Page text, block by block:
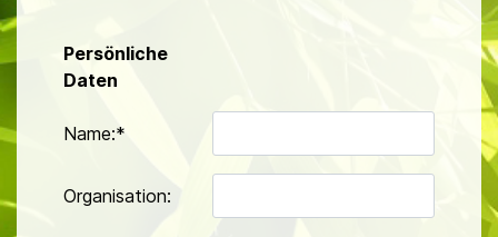
Persönliche
Daten
Name:*
Organisation: